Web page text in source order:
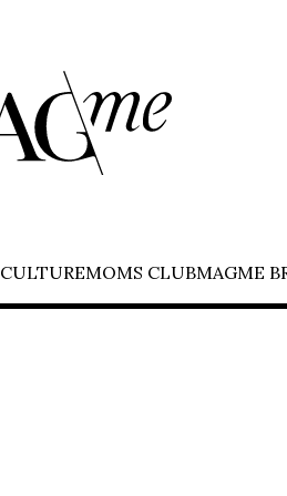
CULTUREMOMS CLUBMAGME